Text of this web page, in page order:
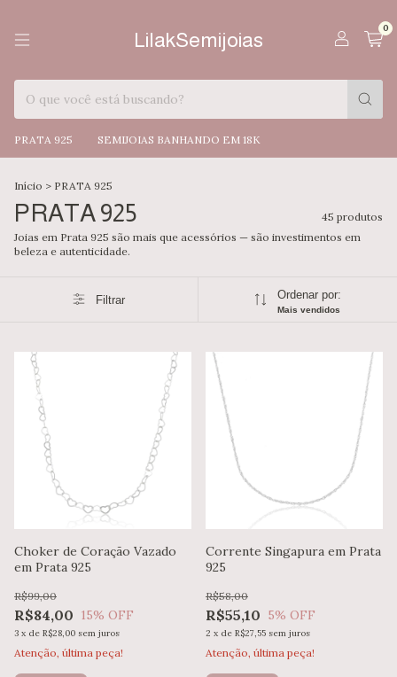
LilakSemijoias
0
PRATA 925 SEMIJOIAS BANHANDO EM 18K
Início > PRATA 925
PRATA 925
45 produtos
Joias em Prata 925 são mais que acessórios — são investimentos em
beleza e autenticidade.
Filtrar Ordenar por:
Mais vendidos
Choker de Coração Vazado
em Prata 925
R$84,00
R$99,00
15% OFF
3 x de R$28,00 sem juros
Atenção, última peça!
Corrente Singapura em Prata
925
R$55,10
R$58,00
5% OFF
2 x de R$27,55 sem juros
Atenção, última peça!